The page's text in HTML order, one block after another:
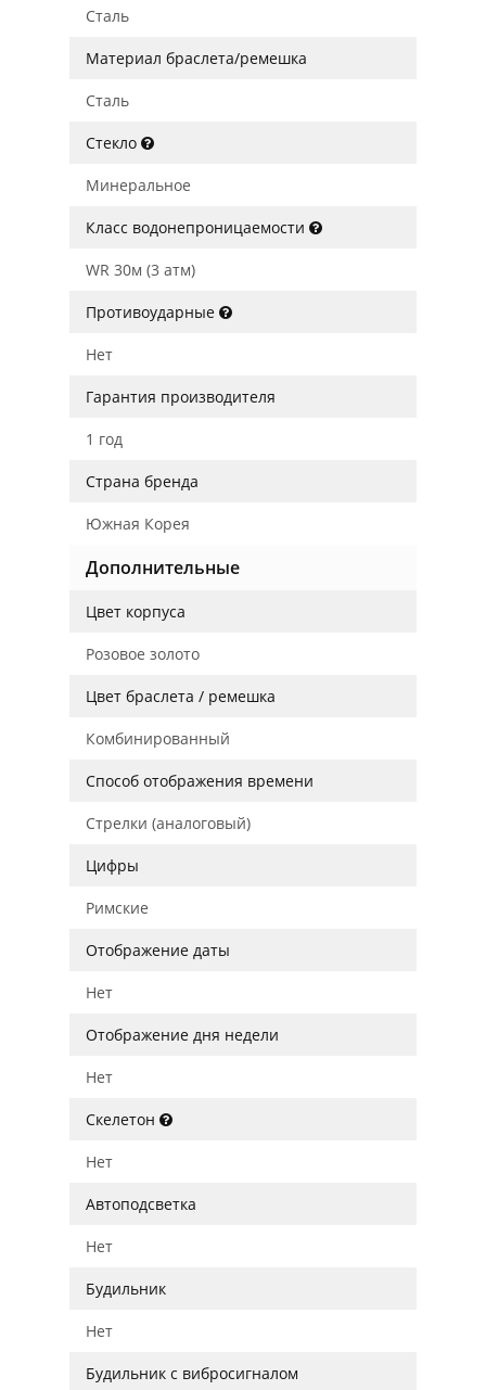
Сталь
Материал браслета/ремешка
Сталь
Стекло
Минеральное
Класс водонепроницаемости
WR 30м (3 атм)
Противоударные
Нет
Гарантия производителя
1 год
Страна бренда
Южная Корея
Дополнительные
Цвет корпуса
Розовое золото
Цвет браслета / ремешка
Комбинированный
Способ отображения времени
Стрелки (аналоговый)
Цифры
Римские
Отображение даты
Нет
Отображение дня недели
Нет
Скелетон
Нет
Автоподсветка
Нет
Будильник
Нет
Будильник с вибросигналом